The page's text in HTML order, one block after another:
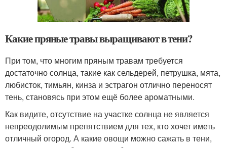
Какие пряные травы выращивают в тени?
При том, что многим пряным травам требуется
достаточно солнца, такие как сельдерей, петрушка, мята,
любисток, тимьян, кинза и эстрагон отлично переносят
тень, становясь при этом ещё более ароматными.
Как видите, отсутствие на участке солнца не является
непреодолимым препятствием для тех, кто хочет иметь
отличный огород. А какие овощи можно сажать в тени,